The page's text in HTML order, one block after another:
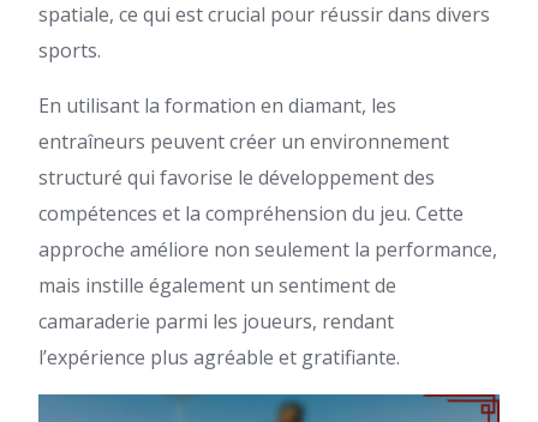
spatiale, ce qui est crucial pour réussir dans divers
sports.
En utilisant la formation en diamant, les
entraîneurs peuvent créer un environnement
structuré qui favorise le développement des
compétences et la compréhension du jeu. Cette
approche améliore non seulement la performance,
mais instille également un sentiment de
camaraderie parmi les joueurs, rendant
l’expérience plus agréable et gratifiante.